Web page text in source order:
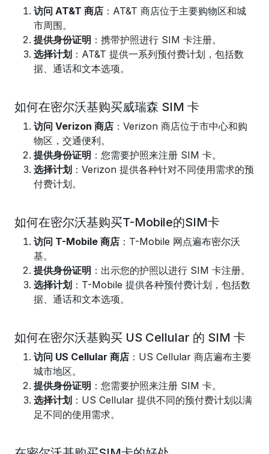
访问 AT&T 商店 ：AT&T 商店位于主要购物区和城
市周围。
提供身份证明 ：携带护照进行 SIM 卡注册。
选择计划 ：AT&T 提供一系列预付费计划，包括数
据、通话和文本选项。
如何在密尔沃基购买威瑞森 SIM 卡
访问 Verizon 商店 ：Verizon 商店位于市中心和购
物区，交通便利。
提供身份证明 ：您需要护照来注册 SIM 卡。
选择计划 ：Verizon 提供各种针对不同使用需求的预
付费计划。
如何在密尔沃基购买T-Mobile的SIM卡
访问 T-Mobile 商店 ：T-Mobile 网点遍布密尔沃
基。
提供身份证明 ：出示您的护照以进行 SIM 卡注册。
选择计划 ：T-Mobile 提供各种预付费计划，包括数
据、通话和文本选项。
如何在密尔沃基购买 US Cellular 的 SIM 卡
访问 US Cellular 商店 ：US Cellular 商店遍布主要
城市地区。
提供身份证明 ：您需要护照来注册 SIM 卡。
选择计划 ：US Cellular 提供不同的预付费计划以满
足不同的使用需求。